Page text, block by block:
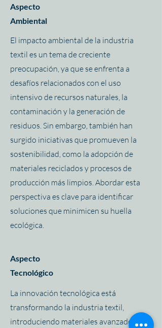
Aspecto
Ambiental
El impacto ambiental de la industria
textil es un tema de creciente
preocupación, ya que se enfrenta a
desafíos relacionados con el uso
intensivo de recursos naturales, la
contaminación y la generación de
residuos. Sin embargo, también han
surgido iniciativas que promueven la
sostenibilidad, como la adopción de
materiales reciclados y procesos de
producción más limpios. Abordar esta
perspectiva es clave para identificar
soluciones que minimicen su huella
ecológica.
Aspecto
Tecnológico
La innovación tecnológica está
transformando la industria textil,
introduciendo materiales avanzados